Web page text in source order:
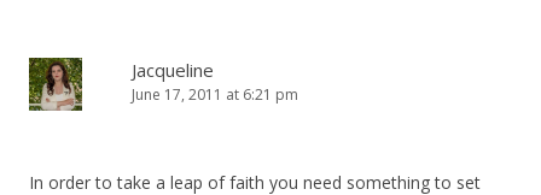
Jacqueline
June 17, 2011 at 6:21 pm
In order to take a leap of faith you need something to set